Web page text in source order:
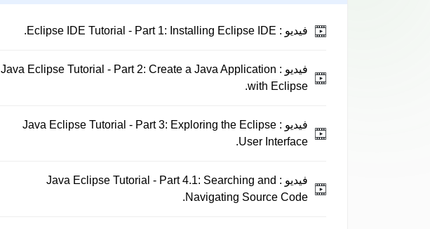
فيديو :
فيديو : Java Eclipse Tutorial - Part 2: Create a Java Application
with Eclipse.
فيديو : Java Eclipse Tutorial - Part 3: Exploring the Eclipse
User Interface.
فيديو : Java Eclipse Tutorial - Part 4.1: Searching and
Navigating Source Code.